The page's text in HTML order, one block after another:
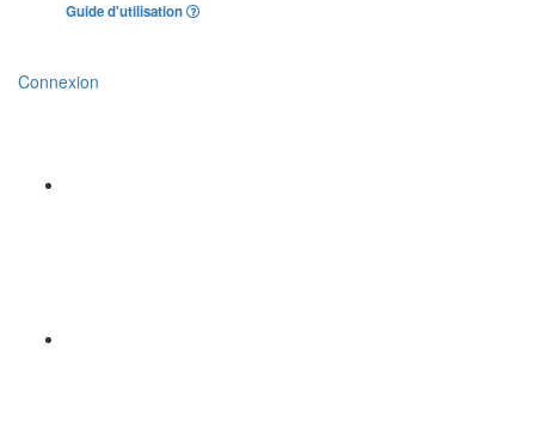
Guide d'utilisation
Connexion